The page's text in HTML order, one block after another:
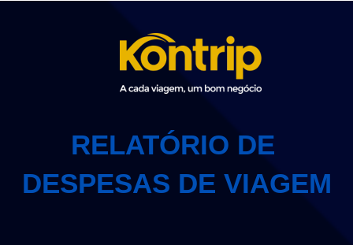
RELATÓRIO DE
DESPESAS DE VIAGEM